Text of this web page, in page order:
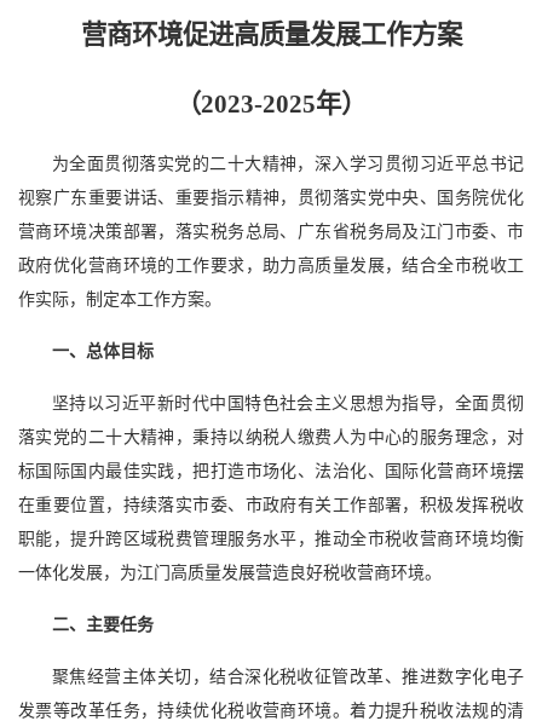
营商环境促进高质量发展工作方案
（2023-2025年）
为全面贯彻落实党的二十大精神，深入学习贯彻习近平总书记
视察广东重要讲话、重要指示精神，贯彻落实党中央、国务院优化
营商环境决策部署，落实税务总局、广东省税务局及江门市委、市
政府优化营商环境的工作要求，助力高质量发展，结合全市税收工
作实际，制定本工作方案。
一、总体目标
坚持以习近平新时代中国特色社会主义思想为指导，全面贯彻
落实党的二十大精神，秉持以纳税人缴费人为中心的服务理念，对
标国际国内最佳实践，把打造市场化、法治化、国际化营商环境摆
在重要位置，持续落实市委、市政府有关工作部署，积极发挥税收
职能，提升跨区域税费管理服务水平，推动全市税收营商环境均衡
一体化发展，为江门高质量发展营造良好税收营商环境。
二、主要任务
聚焦经营主体关切，结合深化税收征管改革、推进数字化电子
发票等改革任务，持续优化税收营商环境。着力提升税收法规的清